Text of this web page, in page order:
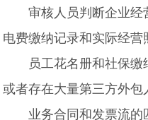
审核人员判断企业经营
电费缴纳记录和实际经营
员工花名册和社保缴纳
或者存在大量第三方外包
业务合同和发票流的匹